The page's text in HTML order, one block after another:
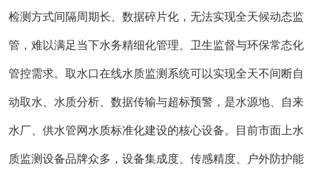
检测方式间隔周期长、数据碎片化，无法实现全天候动态监
管，难以满足当下水务精细化管理、卫生监督与环保常态化
管控需求。取水口在线水质监测系统可以实现全天不间断自
动取水、水质分析、数据传输与超标预警，是水源地、自来
水厂、供水管网水质标准化建设的核心设备。目前市面上水
质监测设备品牌众多，设备集成度、传感精度、户外防护能